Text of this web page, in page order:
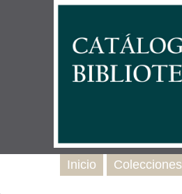
Inicio Colecciones